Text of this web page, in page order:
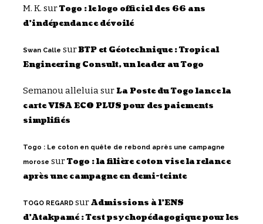
M. K. surTogo : le logo officiel des 66 ans
d’indépendance dévoilé
Swan Calle surBTP et Géotechnique : Tropical
Engineering Consult, un leader au Togo
Semanou alleluiasurLa Poste du Togo lance la
carte VISA ECO PLUS pour des paiements
simplifiés
Togo : Le coton en quête de rebond après une campagne
morose surTogo : la filière coton vise la relance
après une campagne en demi-teinte
TOGO REGARD surAdmissions à l’ENS
d’Atakpamé : Test psychopédagogique pour les